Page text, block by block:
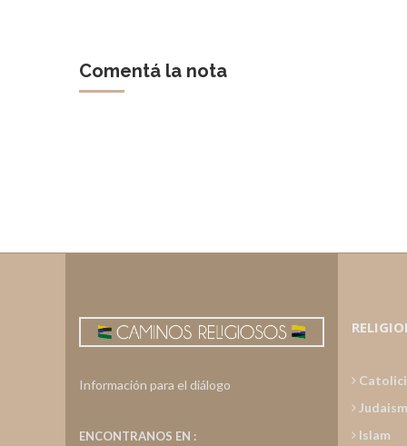
Comentá la nota
Información para el diálogo
ENCONTRANOS EN :
Islam